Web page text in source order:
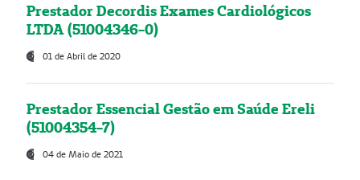
Prestador Decordis Exames Cardiológicos
LTDA (51004346-0)
01 de Abril de 2020
Prestador Essencial Gestão em Saúde Ereli
(51004354-7)
04 de Maio de 2021